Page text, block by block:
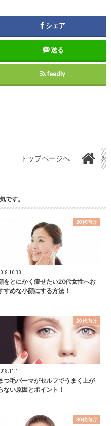
シェア
送る
feedly
トップページへ
です。
20代向け
をとにかく痩せたい20代女性へお
すめな小顔にする方法！
20代向け
つ毛パーマがセルフでうまく上が
ない原因とポイント！
30代向け